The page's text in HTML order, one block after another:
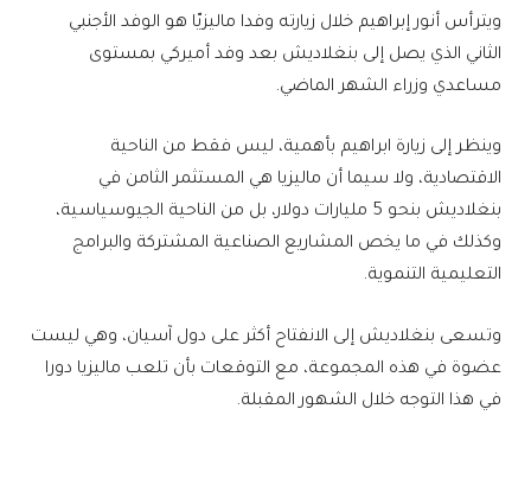
ويترأس أنور إبراهيم خلال زيارته وفدا ماليزيّا هو الوفد الأجنبي
الثاني الذي يصل إلى بنغلاديش بعد وفد أميركي بمستوى
مساعدي وزراء الشهر الماضي.
وينظر إلى زيارة ابراهيم بأهمية، ليس فقط من الناحية
الاقتصادية، ولا سيما أن ماليزيا هي المستثمر الثامن في
بنغلاديش بنحو 5 مليارات دولار، بل من الناحية الجيوسياسية،
وكذلك في ما يخص المشاريع الصناعية المشتركة والبرامج
التعليمية التنموية.
وتسعى بنغلاديش إلى الانفتاح أكثر على دول آسيان، وهي ليست
عضوة في هذه المجموعة، مع التوقعات بأن تلعب ماليزيا دورا
في هذا التوجه خلال الشهور المقبلة.